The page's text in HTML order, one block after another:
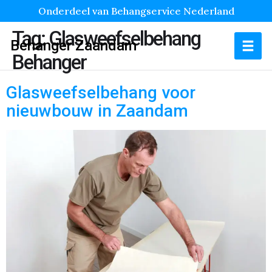
Onderdeel van Behangservice Nederland
Behanger Zaandam
Tag:Glasweefselbehang
Behanger
Glasweefselbehang voor
nieuwbouw in Zaandam